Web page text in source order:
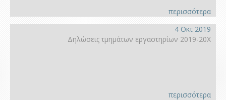
περισσότερα
4 Οκτ 2019
Δηλώσεις τμημάτων εργαστηρίων 2019-20Χ
περισσότερα